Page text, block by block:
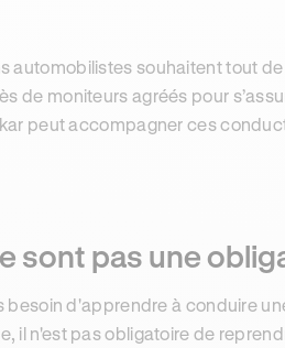
automobilistes souhaitent tout
moniteurs agréés pour
peut accompagner ces
sont pas une
besoin d'apprendre à conduire
il n'est pas obligatoire de